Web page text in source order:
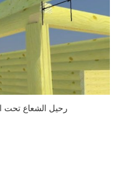
رحيل الشعاع تحت